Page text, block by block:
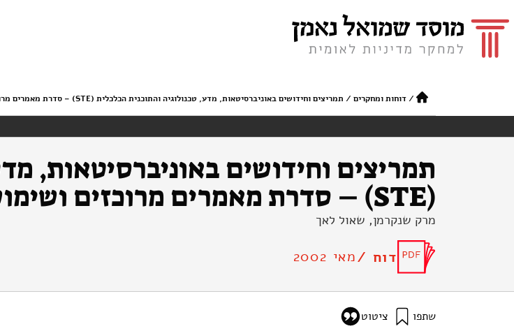
/דוחות ומחקרים / תמריצים וחידושים באוניברסיטאות, מדע, טכנולוגיה והתוכנית הכלכלית (STE) – סדרת מאמרים מרוכזים ושימושיים (STE-WP-18-2003)
תמריצים וחידושים באוניברסיטאות,
(STE) – סדרת מאמרים מרוכזים ושימושיים (STE-WP-18-2003)
מרק שנקרמן, שאול לאך
דוח /מאי 2002
שתפו ציטוט